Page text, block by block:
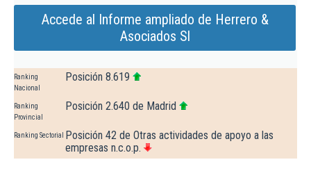
Accede al Informe ampliado de Herrero &
Asociados Sl
Ranking
Nacional
Posición 8.619
Ranking
Provincial
Posición 2.640 de Madrid
Ranking Sectorial
Posición 42 de Otras actividades de apoyo a las
empresas n.c.o.p.